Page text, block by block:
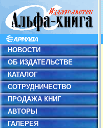
НОВОСТИ
ОБ ИЗДАТЕЛЬСТВЕ
КАТАЛОГ
СОТРУДНИЧЕСТВО
ПРОДАЖА КНИГ
АВТОРЫ
ГАЛЕРЕЯ